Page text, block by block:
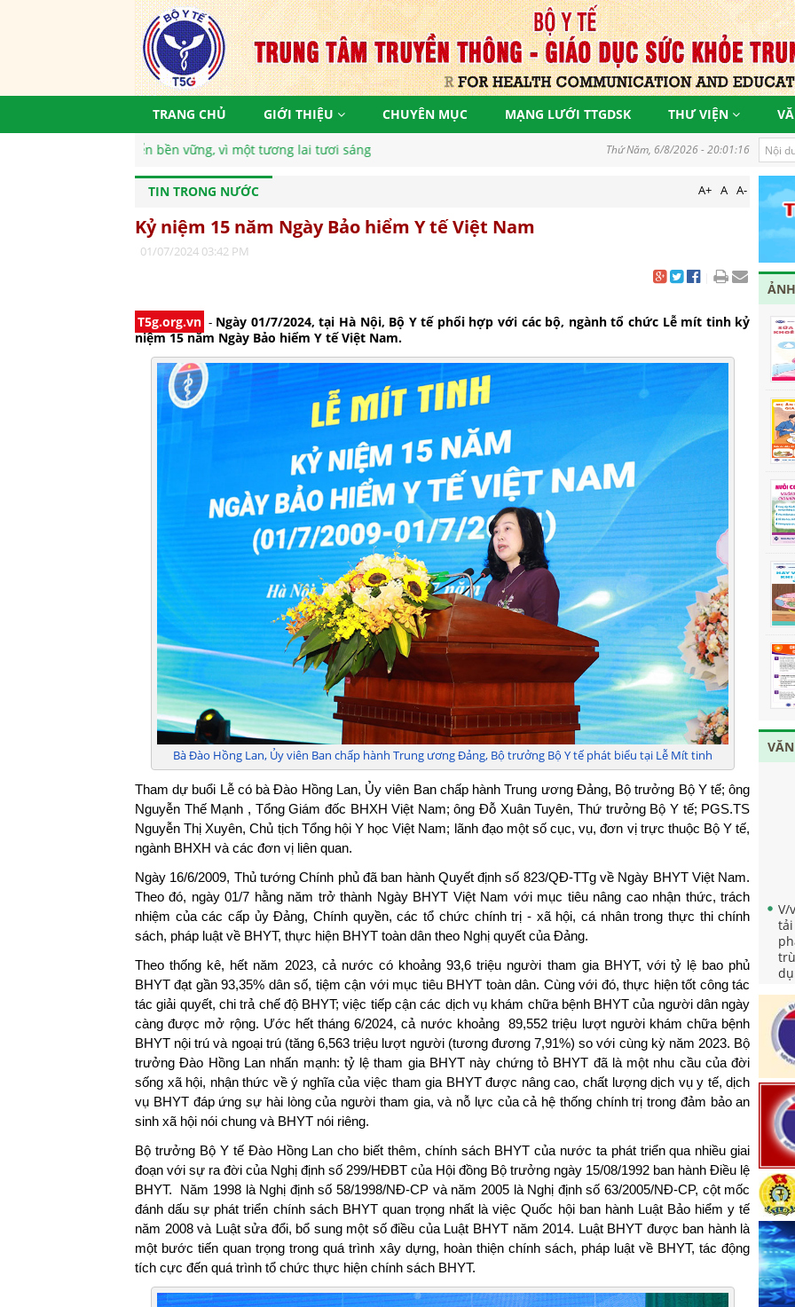
TRANG CHỦ GIỚI THIỆU CHUYÊN MỤC MẠNG LƯỚI TTGDSK THƯ VIỆN
vững, vì một tương lai tươi sáng Thứ Năm, 6/8/2026 - 20:01:18
TIN TRONG NƯỚC A+ A A-
Kỷ niệm 15 năm Ngày Bảo hiểm Y tế Việt Nam
01/07/2024 03:42 PM
T5g.org.vn - Ngày 01/7/2024, tại Hà Nội, Bộ Y tế phổi hợp với các bộ, ngành tổ chức Lễ mít tinh kỷ
niệm 15 năm Ngày Bảo hiểm Y tế Việt Nam.
Bà Đào Hồng Lan, Ủy viên Ban chấp hành Trung ương Đảng, Bộ trưởng Bộ Y tế phát biểu tại Lễ Mít tinh
Tham dự buổi Lễ có bà Đào Hồng Lan, Ủy viên Ban chấp hành Trung ương Đảng, Bộ trưởng Bộ Y tế; ông
Nguyễn Thế Mạnh , Tổng Giám đốc BHXH Việt Nam; ông Đỗ Xuân Tuyên, Thứ trưởng Bộ Y tế; PGS.TS
Nguyễn Thị Xuyên, Chủ tịch Tổng hội Y học Việt Nam; lãnh đạo một số cục, vụ, đơn vị trực thuộc Bộ Y tế,
ngành BHXH và các đơn vị liên quan.
Ngày 16/6/2009, Thủ tướng Chính phủ đã ban hành Quyết định số 823/QĐ-TTg về Ngày BHYT Việt Nam.
Theo đó, ngày 01/7 hằng năm trở thành Ngày BHYT Việt Nam với mục tiêu nâng cao nhận thức, trách
nhiệm của các cấp ủy Đảng, Chính quyền, các tổ chức chính trị - xã hội, cá nhân trong thực thi chính
sách, pháp luật về BHYT, thực hiện BHYT toàn dân theo Nghị quyết của Đảng.
Theo thống kê, hết năm 2023, cả nước có khoảng 93,6 triệu người tham gia BHYT, với tỷ lệ bao phủ
BHYT đạt gần 93,35% dân số, tiệm cận với mục tiêu BHYT toàn dân. Cùng với đó, thực hiện tốt công tác
tác giải quyết, chi trả chế độ BHYT; việc tiếp cận các dịch vụ khám chữa bệnh BHYT của người dân ngày
càng được mở rộng. Ước hết tháng 6/2024, cả nước khoảng 89,552 triệu lượt người khám chữa bệnh
BHYT nội trú và ngoại trú (tăng 6,563 triệu lượt người (tương đương 7,91%) so với cùng kỳ năm 2023. Bộ
trưởng Đào Hồng Lan nhấn mạnh: tỷ lệ tham gia BHYT này chứng tỏ BHYT đã là một nhu cầu của đời
sống xã hội, nhận thức về ý nghĩa của việc tham gia BHYT được nâng cao, chất lượng dịch vụ y tế, dịch
vụ BHYT đáp ứng sự hài lòng của người tham gia, và nỗ lực của cả hệ thống chính trị trong đảm bảo an
sinh xã hội nói chung và BHYT nói riêng.
Bộ trưởng Bộ Y tế Đào Hồng Lan cho biết thêm, chính sách BHYT của nước ta phát triển qua nhiều giai
đoạn với sự ra đời của Nghị định số 299/HĐBT của Hội đồng Bộ trưởng ngày 15/08/1992 ban hành Điều lệ
BHYT. Năm 1998 là Nghị định số 58/1998/NĐ-CP và năm 2005 là Nghị định số 63/2005/NĐ-CP, cột mốc
đánh dấu sự phát triển chính sách BHYT quan trọng nhất là việc Quốc hội ban hành Luật Bảo hiểm y tế
năm 2008 và Luật sửa đổi, bổ sung một số điều của Luật BHYT năm 2014. Luật BHYT được ban hành là
một bước tiến quan trọng trong quá trình xây dựng, hoàn thiện chính sách, pháp luật về BHYT, tác động
tích cực đến quá trình tổ chức thực hiện chính sách BHYT.